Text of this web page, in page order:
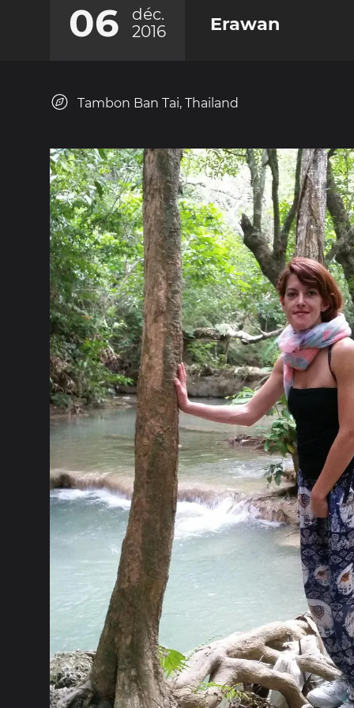
06
déc.
2016
Erawan
Tambon Ban Tai, Thailand